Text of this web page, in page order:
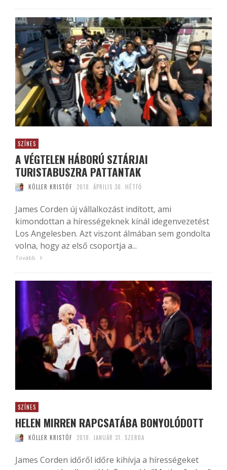
SZÍNES
A VÉGTELEN HÁBORÚ SZTÁRJAI
TURISTABUSZRA PATTANTAK
KÖLLER KRISTÓF 2018. ÁPRILIS 30. HÉTFŐ
James Corden új vállalkozást indított, ami
kimondottan a hírességeknek kínál idegenvezetést
Los Angelesben. Azt viszont álmában sem gondolta
volna, hogy az első csoportja a...
Tovább
SZÍNES
HELEN MIRREN RAPCSATÁBA BONYOLÓDOTT
KÖLLER KRISTÓF 2018. JANUÁR 31. SZERDA
James Corden időről időre kihívja a hírességeket